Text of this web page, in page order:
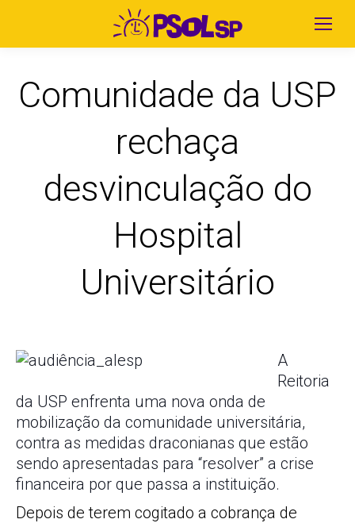
Comunidade da USP
rechaça
desvinculação do
Hospital
Universitário
A
Reitoria
da USP enfrenta uma nova onda de
mobilização da comunidade universitária,
contra as medidas draconianas que estão
sendo apresentadas para “resolver” a crise
financeira por que passa a instituição.
Depois de terem cogitado a cobrança de